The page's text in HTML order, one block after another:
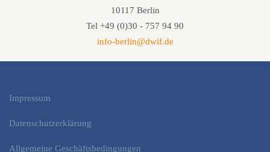
10117 Berlin
Tel +49 (0)30 - 757 94 90
info-berlin@dwif.de
Impressum
Datenschutzerklärung
Allgemeine Geschäftsbedingungen